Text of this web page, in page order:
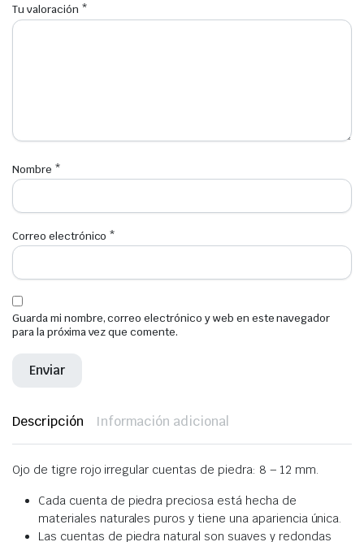
Tu valoración *
Nombre *
Correo electrónico *
Guarda mi nombre, correo electrónico y web en este navegador
para la próxima vez que comente.
Descripción Información adicional
Ojo de tigre rojo irregular cuentas de piedra: 8 – 12 mm.
Cada cuenta de piedra preciosa está hecha de
materiales naturales puros y tiene una apariencia única.
Las cuentas de piedra natural son suaves y redondas